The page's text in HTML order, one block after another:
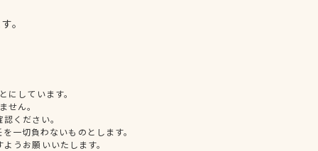
。
しています。
せん。
ください。
一切負わないものとします。
うお願いいたします。